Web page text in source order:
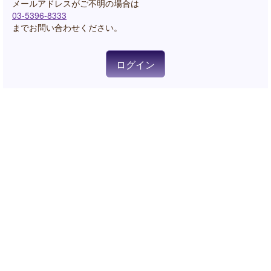
03-5396-8333